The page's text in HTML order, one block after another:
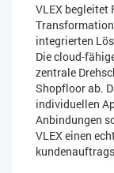
VLEX begleitet
integrierten
Die cloud-
zentrale
Shopfloor ab.
individuellen
Anbindungen
VLEX einen